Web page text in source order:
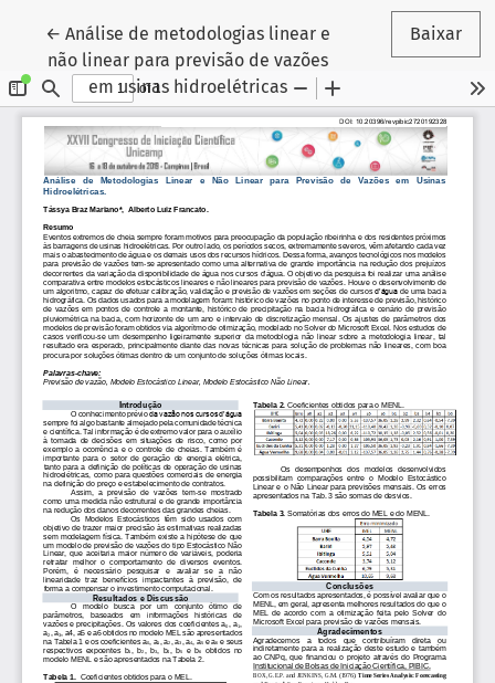
←Voltar aos Detalhes do Artigo
Análise de metodologias linear e
não linear para previsão de vazões
em usinas hidroelétricas
Baixar